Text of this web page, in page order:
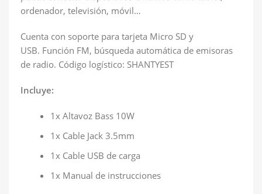
ordenador, televisión, móvil…
Cuenta con soporte para tarjeta Micro SD y
USB. Función FM, búsqueda automática de emisoras
de radio. Código logístico: SHANTYEST
Incluye:
1x Altavoz Bass 10W
1x Cable Jack 3.5mm
1x Cable USB de carga
1x Manual de instrucciones